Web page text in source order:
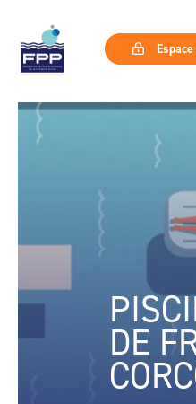
DE